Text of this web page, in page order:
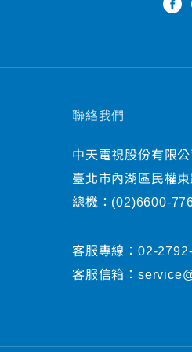
聯絡我們
中天電視股份有限公
臺北市內湖區民權
總機： (02)6600-
客服專線： 02-
客服信箱：